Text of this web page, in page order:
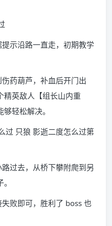
示沿路一直走，初期教学
药葫芦，补血后开门出
精英敌人【组长山内重
轻松解决。
过去，从桥下攀附爬到另
败即可，胜利了 boss 也